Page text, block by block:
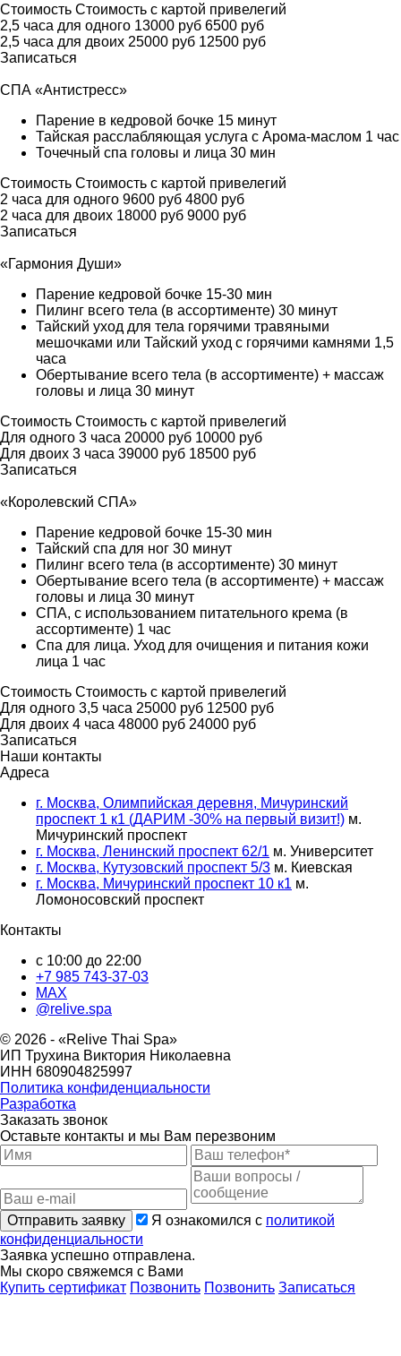
Стоимость Стоимость с картой привелегий
2,5 часа для одного 13000 руб 6500 руб
2,5 часа для двоих 25000 руб 12500 руб
Записаться
СПА «Антистресс»
Парение в кедровой бочке 15 минут
Тайская расслабляющая услуга с Арома-маслом 1 час
Точечный спа головы и лица 30 мин
Стоимость Стоимость с картой привелегий
2 часа для одного 9600 руб 4800 руб
2 часа для двоих 18000 руб 9000 руб
Записаться
«Гармония Души»
Парение кедровой бочке 15-30 мин
Пилинг всего тела (в ассортименте) 30 минут
Тайский уход для тела горячими травяными
мешочками или Тайский уход с горячими камнями 1,5
часа
Обертывание всего тела (в ассортименте) + массаж
головы и лица 30 минут
Стоимость Стоимость с картой привелегий
Для одного 3 часа 20000 руб 10000 руб
Для двоих 3 часа 39000 руб 18500 руб
Записаться
«Королевский СПА»
Парение кедровой бочке 15-30 мин
Тайский спа для ног 30 минут
Пилинг всего тела (в ассортименте) 30 минут
Обертывание всего тела (в ассортименте) + массаж
головы и лица 30 минут
СПА, с использованием питательного крема (в
ассортименте) 1 час
Спа для лица. Уход для очищения и питания кожи
лица 1 час
Стоимость Стоимость с картой привелегий
Для одного 3,5 часа 25000 руб 12500 руб
Для двоих 4 часа 48000 руб 24000 руб
Записаться
Наши контакты
Адреса
г. Москва, Олимпийская деревня, Мичуринский
проспект 1 к1 (ДАРИМ -30% на первый визит!) м.
Мичуринский проспект
г. Москва, Ленинский проспект 62/1 м. Университет
г. Москва, Кутузовский проспект 5/3 м. Киевская
г. Москва, Мичуринский проспект 10 к1 м.
Ломоносовский проспект
Контакты
с 10:00 до 22:00
+7 985 743-37-03
MAX
@relive.spa
© 2026 - «Relive Thai Spa»
ИП Трухина Виктория Николаевна
ИНН 680904825997
Политика конфиденциальности
Разработка
Заказать звонок
Оставьте контакты и мы Вам перезвоним
Отправить заявку Я ознакомился с политикой
конфиденциальности
Заявка успешно отправлена.
Мы скоро свяжемся с Вами
Купить сертификат Позвонить Позвонить Записаться